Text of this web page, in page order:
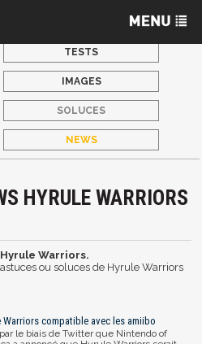
TESTS
IMAGES
SOLUCES
NEWS
HYRULE WARRIORS
Warriors.
ou soluces de Hyrule Warriors
Warriors compatible avec les amiibo
le biais de Twitter que Nintendo of